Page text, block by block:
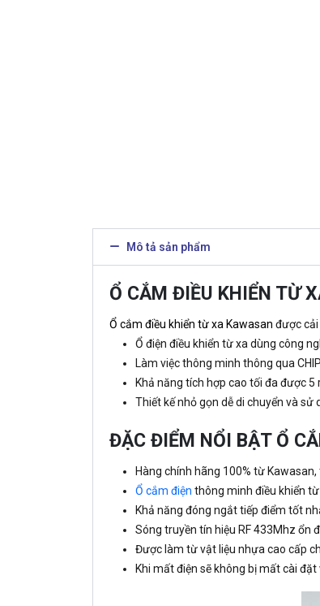
Mô tả sản phẩm
Ổ CẮM ĐIỀU KHIỂN TỪ
Ổ cắm điều khiển từ xa Kawasan được
Ổ điện điều khiển từ xa dùng công
Làm việc thông minh thông qua
Khả năng tích hợp cao tối đa được 5
Thiết kế nhỏ gọn dễ di chuyển và
ĐẶC ĐIỂM NỔI BẬT Ổ
Hàng chính hãng 100% từ
Ổ cắm điện thông minh điều khiển
Khả năng đóng ngắt tiếp điểm tốt
Sóng truyền tín hiệu RF 433Mhz ổn
Được làm từ vật liệu nhựa cao cấp
Khi mất điện sẽ không bị mất cài